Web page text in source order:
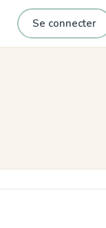
Se connecter